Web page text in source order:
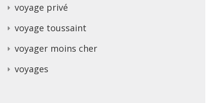
voyage privé
voyage toussaint
voyager moins cher
voyages